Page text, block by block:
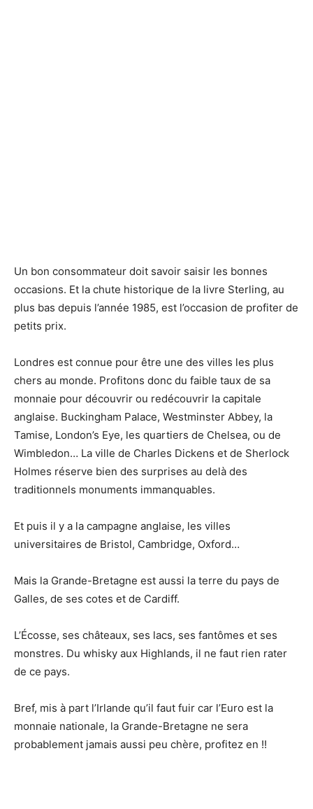
Un bon consommateur doit savoir saisir les bonnes
occasions. Et la chute historique de la livre Sterling, au
plus bas depuis l’année 1985, est l’occasion de profiter de
petits prix.
Londres est connue pour être une des villes les plus
chers au monde. Profitons donc du faible taux de sa
monnaie pour découvrir ou redécouvrir la capitale
anglaise. Buckingham Palace, Westminster Abbey, la
Tamise, London’s Eye, les quartiers de Chelsea, ou de
Wimbledon… La ville de Charles Dickens et de Sherlock
Holmes réserve bien des surprises au delà des
traditionnels monuments immanquables.
Et puis il y a la campagne anglaise, les villes
universitaires de Bristol, Cambridge, Oxford…
Mais la Grande-Bretagne est aussi la terre du pays de
Galles, de ses cotes et de Cardiff.
L’Écosse, ses châteaux, ses lacs, ses fantômes et ses
monstres. Du whisky aux Highlands, il ne faut rien rater
de ce pays.
Bref, mis à part l’Irlande qu’il faut fuir car l’Euro est la
monnaie nationale, la Grande-Bretagne ne sera
probablement jamais aussi peu chère, profitez en !!